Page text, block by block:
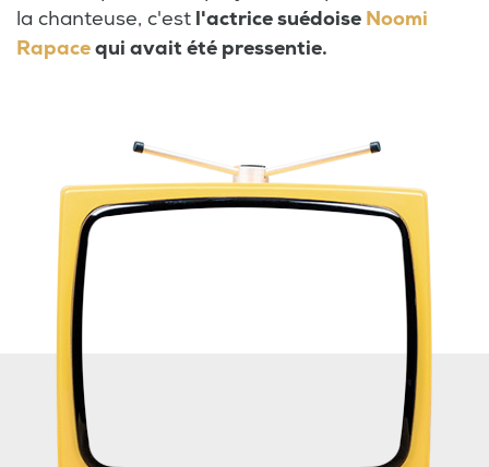
la chanteuse, c'est l'actrice suédoise Noomi
Rapacequi avait été pressentie.